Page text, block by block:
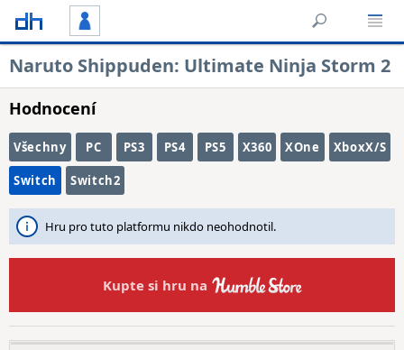
Naruto Shippuden: Ultimate Ninja Storm 2
Hodnocení
Všechny PC PS3 PS4 PS5 X360 XOne XboxX/S
Switch Switch2
Hru pro tuto platformu nikdo neohodnotil.
Kupte si hru na